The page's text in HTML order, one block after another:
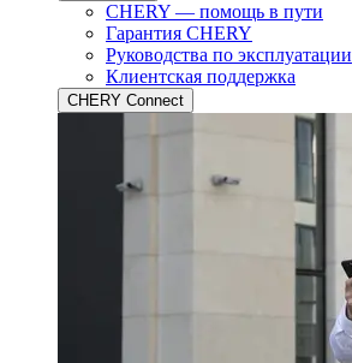
CHERY — помощь в пути
Гарантия CHERY
Руководства по эксплуатации
Клиентская поддержка
CHERY Connect